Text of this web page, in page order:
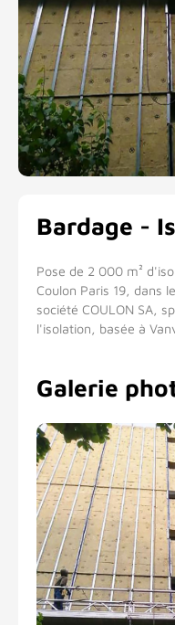
Bardage -
Pose de 2 000 m²
Coulon Paris 19, dans
société COULON SA,
l'isolation, basée à
Galerie